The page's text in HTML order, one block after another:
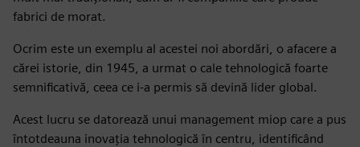
fabrici de morat.
Ocrim este un exemplu al acestei noi abordări, o afacere a
cărei istorie, din 1945, a urmat o cale tehnologică foarte
semnificativă, ceea ce i-a permis să devină lider global.
Acest lucru se datorează unui management miop care a pus
întotdeauna inovația tehnologică în centru, identificând